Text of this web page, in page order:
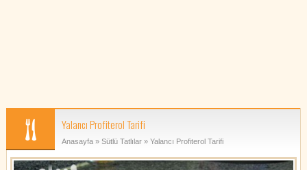
Yalancı Profiterol Tarifi
Anasayfa» Sütlü Tatlılar» Yalancı Profiterol Tarifi